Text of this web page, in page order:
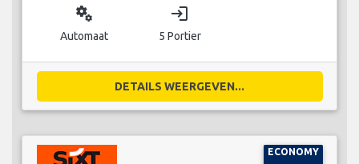
miscellaneous_services
Automaat
login
5 Portier
DETAILS WEERGEVEN...
ECONOMY